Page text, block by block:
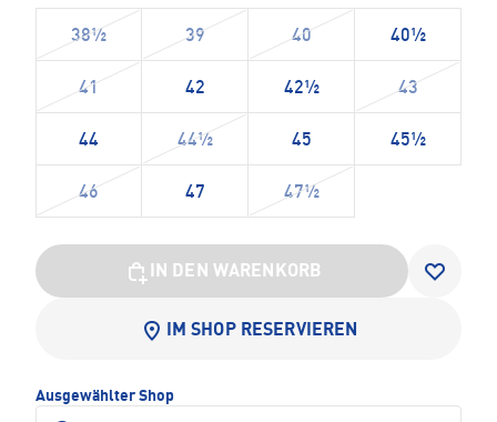
38½ 39 40 40½
41 42 42½ 43
44 44½ 45 45½
46 47 47½
IN DEN WARENKORB
IM SHOP RESERVIEREN
Ausgewählter Shop